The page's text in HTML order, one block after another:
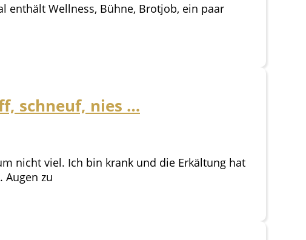
enthält Wellness, Bühne, Brotjob, ein paar
schneuf, nies …
nicht viel. Ich bin krank und die Erkältung hat
Augen zu